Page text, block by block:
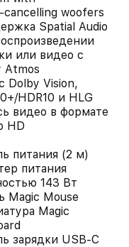
woofers
Spatial Audio
или видео с
Atmos
Dolby Vision,
HDR10 и HLG
видео в формате
HD
питания (2 м)
питания
143 Вт
Mouse
Magic
зарядки USB-C